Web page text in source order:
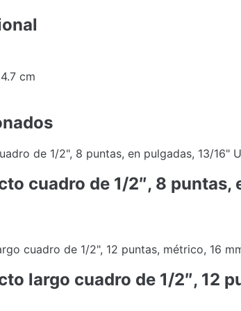
cm
cuadro de 1/2″, 8 puntas,
largo cuadro de 1/2″, 12